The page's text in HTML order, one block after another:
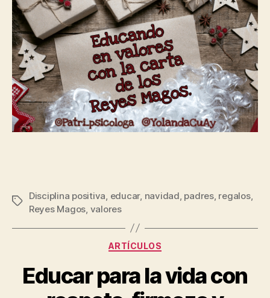
Disciplina positiva educar, navidad padres, regalos,
Reyes Magos valores
ARTÍCULOS
Educar para la vida con